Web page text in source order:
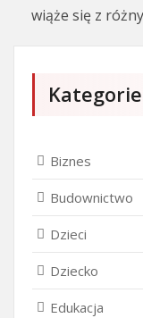
wiąże się z
Kategorie
Biznes
Budownictwo
Dzieci
Dziecko
Edukacja